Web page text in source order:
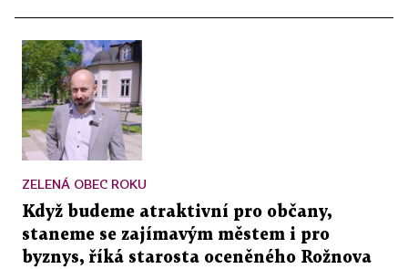
ZELENÁ OBEC ROKU
Když budeme atraktivní pro občany,
staneme se zajímavým městem i pro
byznys, říká starosta oceněného Rožnova